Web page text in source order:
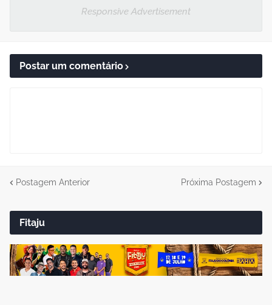
Responsive Advertisement
Postar um comentário
Postagem Anterior Próxima Postagem
Fitaju